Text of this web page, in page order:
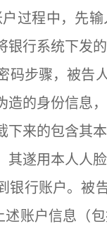
过程中，先
银行系统下发
码步骤，被告
造的身份信息
下来的包含其
其遂用本人人
银行账户。被
账户信息（